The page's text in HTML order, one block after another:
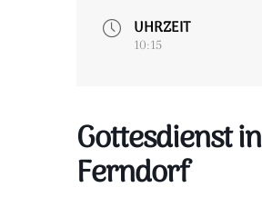
UHRZEIT
10:15
Gottesdienst in
Ferndorf